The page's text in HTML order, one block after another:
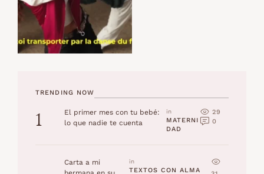
TRENDING NOW
1
El primer mes con tu bebé:
lo que nadie te cuenta
in
MATERNI
DAD
29
0
Carta a mi
in
TEXTOS CON ALMA